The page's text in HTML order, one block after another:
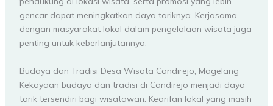
gencar dapat meningkatkan daya tariknya. Kerjasama
dengan masyarakat lokal dalam pengelolaan wisata juga
penting untuk keberlanjutannya.
Budaya dan Tradisi Desa Wisata Candirejo, Magelang
Kekayaan budaya dan tradisi di Candirejo menjadi daya
tarik tersendiri bagi wisatawan. Kearifan lokal yang masih